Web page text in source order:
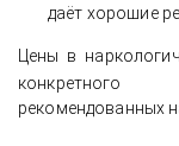
даёт хорошие
Цены в
конкретного
рекомендованных